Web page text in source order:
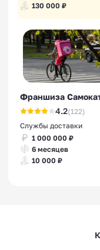
130 000 ₽
Франшиза
4.2(122)
Службы доставки
1 000 000 ₽
6 месяцев
10 000 ₽